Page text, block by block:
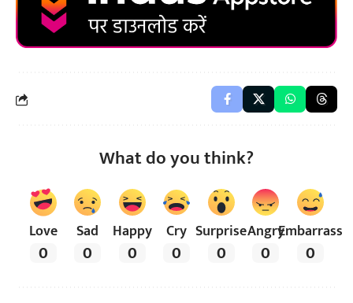
What do you think?
Love
0
Sad
0
Happy
0
Cry
0
Surprise
0
Angry
0
Embarrass
0